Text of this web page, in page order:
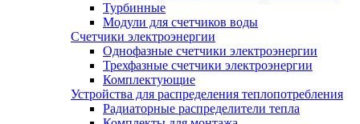
Турбинные
Модули для счетчиков воды
Счетчики электроэнергии
Однофазные счетчики электроэнергии
Трехфазные счетчики электроэнергии
Комплектующие
Устройства для распределения теплопотребления
Радиаторные распределители тепла